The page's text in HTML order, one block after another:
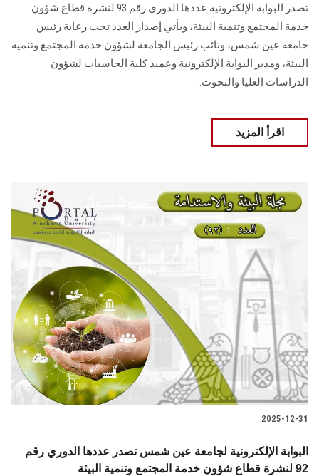
تصدر البوابة الإلكترونية عددها الدوري رقم 93 لنشرة قطاع شؤون
خدمة ‏المجتمع وتنمية البيئة‎، ويأتي إصدار العدد تحت رعاية رئيس
جامعة عين شمس، ونائب رئيس الجامعة لشؤون خدمة المجتمع وتنمية
البيئة، و‏مدير البوابة الإلكترونية وعميد كلية الحاسبات لشؤون
الدراسات العليا ‏والبحوث‎.‎
اقرأ المزيد
2025-12-31
البوابة الإلكترونية لجامعة عين شمس تصدر عددها الدوري رقم
92 لنشرة قطاع شؤون خدمة المجتمع وتنمية البيئة